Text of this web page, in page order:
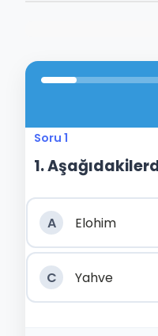
Soru 1
1.
A Elohim
C Yahve